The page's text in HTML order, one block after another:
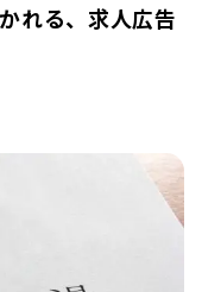
れる、求人広告